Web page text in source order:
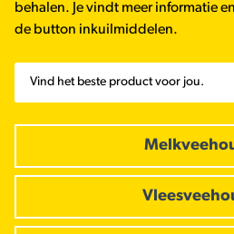
behalen. Je vindt meer informatie
de button inkuilmiddelen.